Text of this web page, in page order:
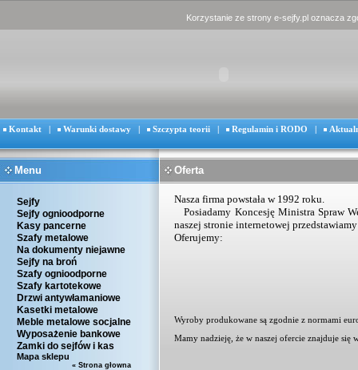
Korzystanie ze strony e-sejfy.pl oznacza
Kontakt | Warunki dostawy | Szczypta teorii | Regulamin i RODO |
Menu
Sejfy
Sejfy ognioodporne
Kasy pancerne
Szafy metalowe
Na dokumenty niejawne
Sejfy na broń
Szafy ognioodporne
Szafy kartotekowe
Drzwi antywłamaniowe
Kasetki metalowe
Meble metalowe socjalne
Wyposażenie bankowe
Zamki do sejfów i kas
Mapa sklepu
« Strona głowna
Oferta
Nasza firma powstała w 1992 roku.
Posiadamy Koncesję Ministra Spraw
naszej stronie internetowej
Oferujemy:
Wyroby produkowane są zgodnie z normami
Mamy nadzieję, że w naszej ofercie znajduje się